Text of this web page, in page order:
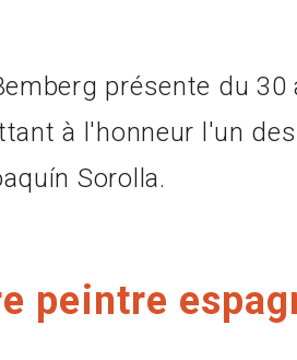
présente du
à l'honneur l'un
Sorolla.
peintre